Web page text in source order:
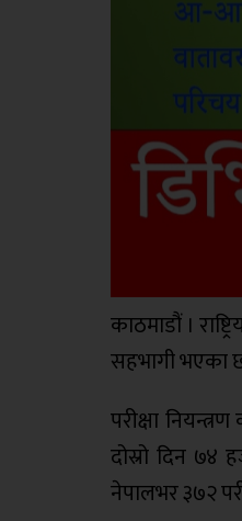
काठमाडौं ।
सहभागी भएका
परीक्षा
दोस्रो दिन ७४
नेपालभर ३७२